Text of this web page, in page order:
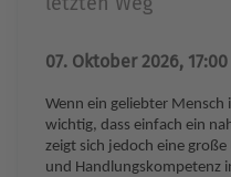
07. Oktober 2026,
Wenn ein geliebter Mensch
wichtig, dass einfach ein
zeigt sich jedoch eine
und Handlungskompetenz